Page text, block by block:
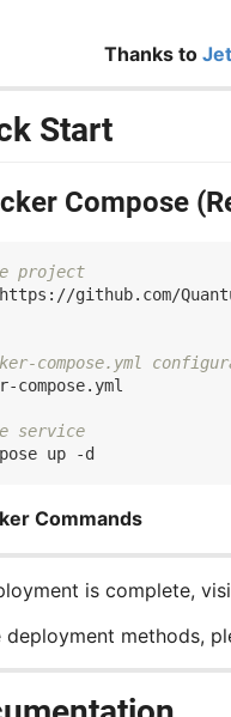
Thanks to
Start
Compose
project
compose.yml
compose.yml
service
Commands
is complete,
deployment methods,